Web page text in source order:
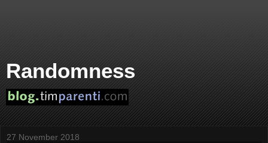
Randomness
27 November 2018